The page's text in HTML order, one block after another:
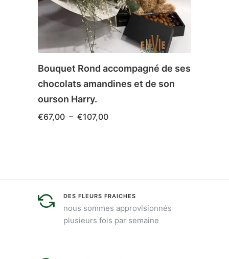
Bouquet Rond accompagné de ses
chocolats amandines et de son
ourson Harry.
€67,00 – €107,00Plage
variations.
DES FLEURS FRAICHES
nous sommes approvisionnés
plusieurs fois par semaine